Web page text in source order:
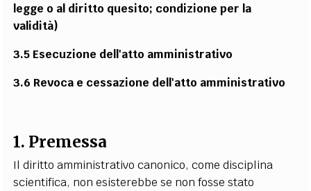
legge o al diritto quesito; condizione per la
validità)
3.5 Esecuzione dell'atto amministrativo
3.6 Revoca e cessazione dell'atto amministrativo
1. Premessa
Il diritto amministrativo canonico, come disciplina
scientifica, non esisterebbe se non fosse stato